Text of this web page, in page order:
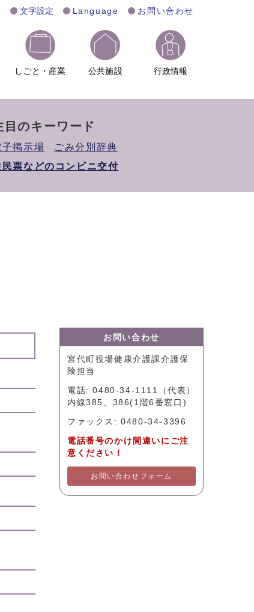
文字設定 Language お問い合わせ
しごと・産業 公共施設 行政情報
目のキーワード
子掲示場
ごみ分別辞典
民票などのコンビニ交付
お問い合わせ
宮代町役場健康介護課介護保
険担当
電話: 0480-34-1111（代表）
内線385、386(1階6番窓口)
ファックス: 0480-34-3396
電話番号のかけ間違いにご注
意ください！
お問い合わせフォーム